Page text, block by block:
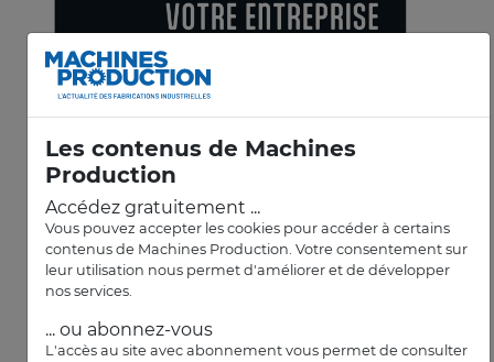
Les contenus de Machines
Production
Accédez gratuitement ...
Vous pouvez accepter les cookies pour accéder à certains
contenus de Machines Production. Votre consentement sur
leur utilisation nous permet d'améliorer et de développer
nos services.
... ou abonnez-vous
L'accès au site avec abonnement vous permet de consulter